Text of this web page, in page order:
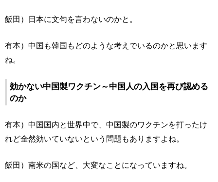
飯田）日本に文句を言わないのかと。
有本）中国も韓国もどのような考えでいるのかと思います
ね。
効かない中国製ワクチン～中国人の入国を再び認める
のか
有本）中国国内と世界中で、中国製のワクチンを打ったけ
れど全然効いていないという問題もありますよね。
飯田）南米の国など、大変なことになっていますね。